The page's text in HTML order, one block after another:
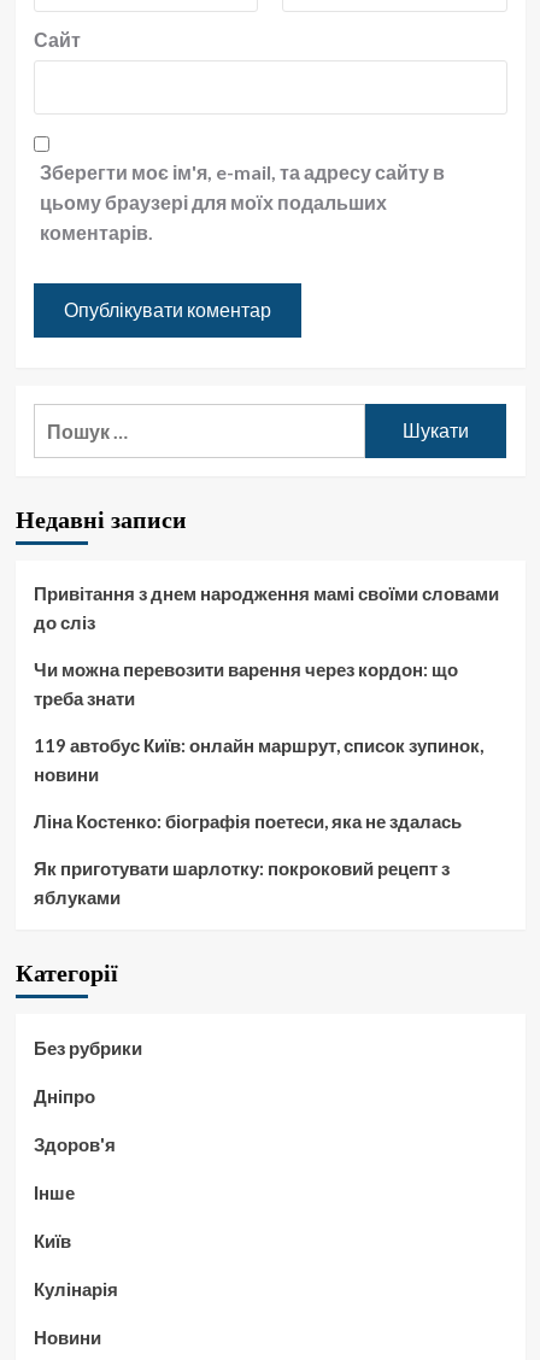
Сайт
Зберегти моє ім'я, e-mail, та адресу сайту в
цьому браузері для моїх подальших
коментарів.
Недавні записи
Привітання з днем народження мамі своїми словами
до сліз
Чи можна перевозити варення через кордон: що
треба знати
119 автобус Київ: онлайн маршрут, список зупинок,
новини
Ліна Костенко: біографія поетеси, яка не здалась
Як приготувати шарлотку: покроковий рецепт з
яблуками
Категорії
Без рубрики
Дніпро
Здоров'я
Інше
Київ
Кулінарія
Новини